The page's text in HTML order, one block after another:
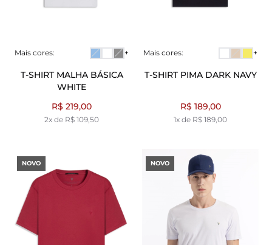
Mais cores: +
T-SHIRT MALHA BÁSICA
WHITE
R$ 219,00
2x de R$ 109,50
Mais cores: +
T-SHIRT PIMA DARK NAVY
R$ 189,00
1x de R$ 189,00
NOVO NOVO